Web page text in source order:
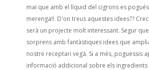
mai que amb el líquid del cigrons es
merenga!!. D'on treus aquestes idees??
serà un projecte molt interessant. Segur
sorprens amb fantàstiques idees que
nostre receptari vegà. Si a més, poguessis
informació addicional sobre els ingredients